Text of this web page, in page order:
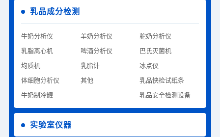
乳品成分检测
牛奶分析仪 羊奶分析仪
驼奶分析仪
乳脂离心机
啤酒分析仪
巴氏灭菌机
均质机
乳脂计
冰点仪
体细胞分析仪
其他
乳品快检试纸条
牛奶制冷罐
乳品安全检测设备
实验室仪器